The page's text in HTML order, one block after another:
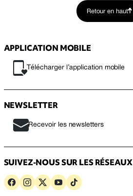
Retour en haut
APPLICATION MOBILE
Télécharger l’application mobile
NEWSLETTER
Recevoir les newsletters
SUIVEZ-NOUS SUR LES RÉSEAUX